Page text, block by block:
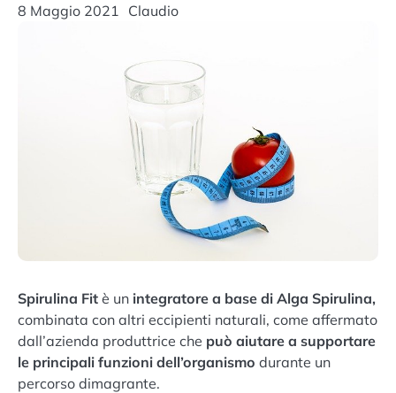
8 Maggio 2021 Claudio
Spirulina Fit è un integratore a base di Alga Spirulina,
combinata con altri eccipienti naturali, come affermato
dall’azienda produttrice che può aiutare a supportare
le principali funzioni dell’organismo durante un
percorso dimagrante.